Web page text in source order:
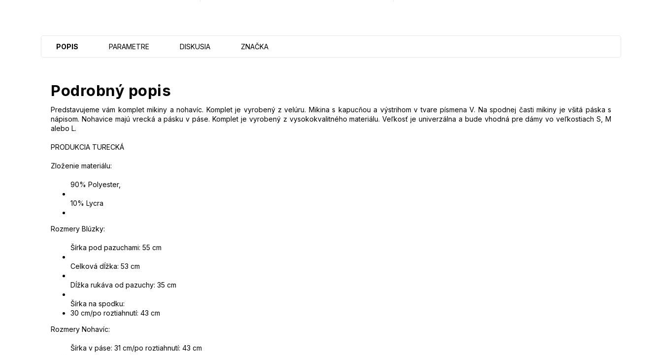
POPIS PARAMETRE DISKUSIA ZNAČKA
Podrobný popis
Predstavujeme vám komplet mikiny a nohavíc. Komplet je vyrobený z velúru. Mikina s kapucňou a výstrihom v tvare písmena V. Na spodnej časti mikiny je všitá páska s
nápisom. Nohavice majú vrecká a pásku v páse. Komplet je vyrobený z vysokokvalitného materiálu. Veľkosť je univerzálna a bude vhodná pre dámy vo veľkostiach S, M
alebo L.
PRODUKCIA TURECKÁ
Zloženie materiálu:
90% Polyester,
10% Lycra
Rozmery Blúzky:
Šírka pod pazuchami: 55 cm
Celková dĺžka: 53 cm
Dĺžka rukáva od pazuchy: 35 cm
Šírka na spodku:
30 cm/po roztiahnutí: 43 cm
Rozmery Nohavíc:
Šírka v páse: 31 cm/po roztiahnutí: 43 cm